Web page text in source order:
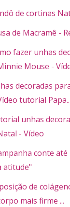
de cortinas
de Macramê -
fazer unhas
Mouse -
decoradas
tutorial Papa...
unhas
- Vídeo
conte até
atitude"
de
mais firme ...